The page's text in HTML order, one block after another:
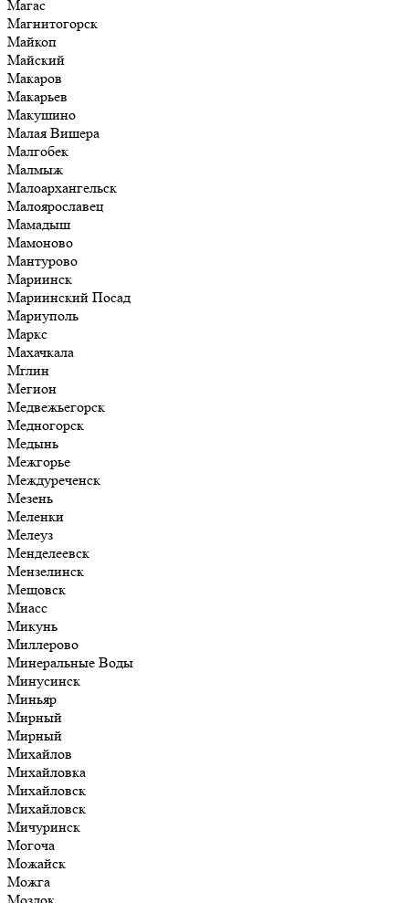
Магас
Магнитогорск
Майкоп
Майский
Макаров
Макарьев
Макушино
Малая Вишера
Малгобек
Малмыж
Малоархангельск
Малоярославец
Мамадыш
Мамоново
Мантурово
Мариинск
Мариинский Посад
Мариуполь
Маркс
Махачкала
Мглин
Мегион
Медвежьегорск
Медногорск
Медынь
Межгорье
Междуреченск
Мезень
Меленки
Мелеуз
Менделеевск
Мензелинск
Мещовск
Миасс
Микунь
Миллерово
Минеральные Воды
Минусинск
Миньяр
Мирный
Мирный
Михайлов
Михайловка
Михайловск
Михайловск
Мичуринск
Могоча
Можайск
Можга